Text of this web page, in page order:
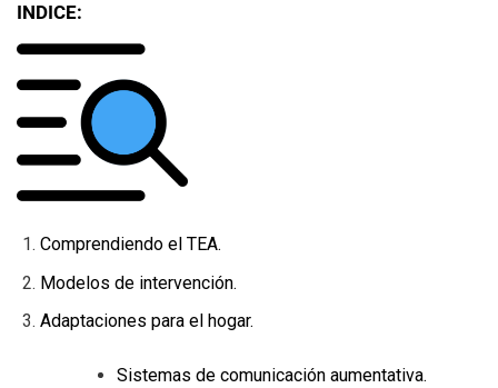
INDICE:
Comprendiendo el TEA.
Modelos de intervención.
Adaptaciones para el hogar.
Sistemas de comunicación aumentativa.